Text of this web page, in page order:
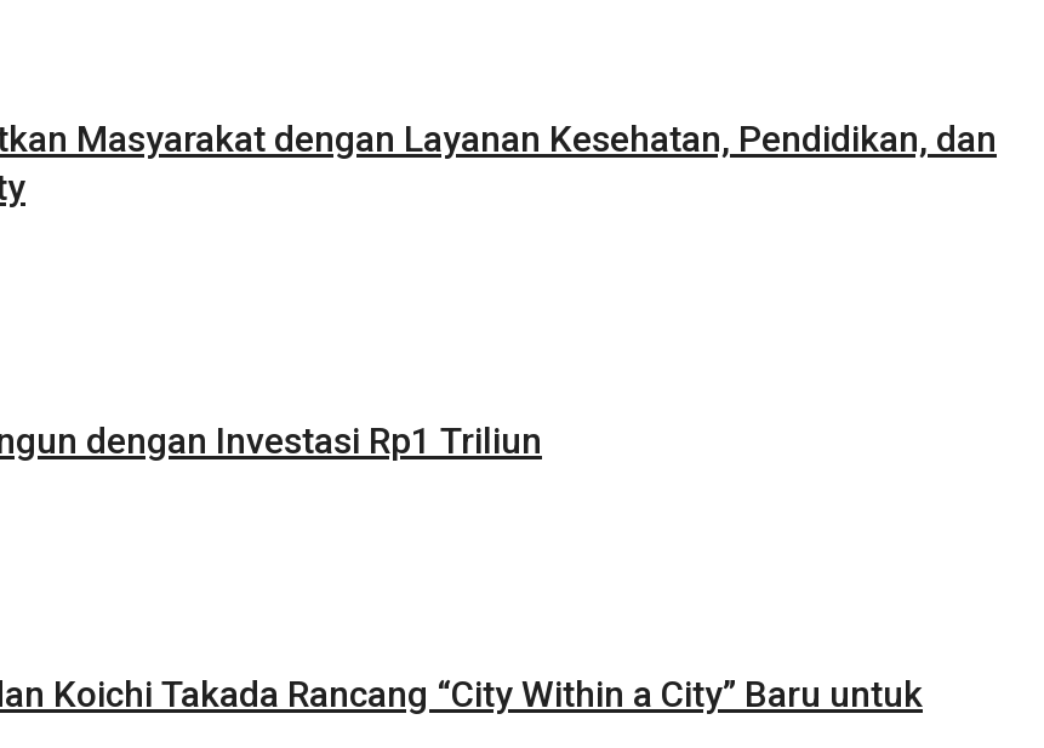
Masyarakat dengan Layanan Kesehatan, Pendidikan, dan
dengan Investasi Rp1 Triliun
Koichi Takada Rancang “City Within a City” Baru untuk